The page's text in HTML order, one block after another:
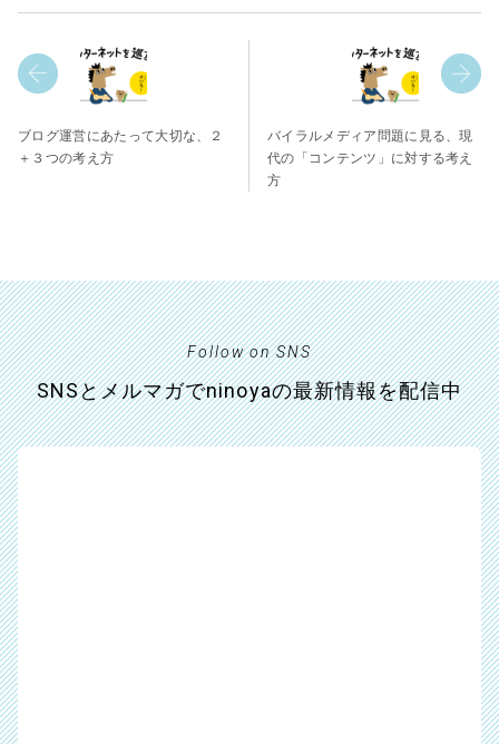
ブログ運営にあたって大切な、２
＋３つの考え方
バイラルメディア問題に見る、現
代の「コンテンツ」に対する考え
方
Follow on SNS
SNSとメルマガでninoyaの最新情報を配信中